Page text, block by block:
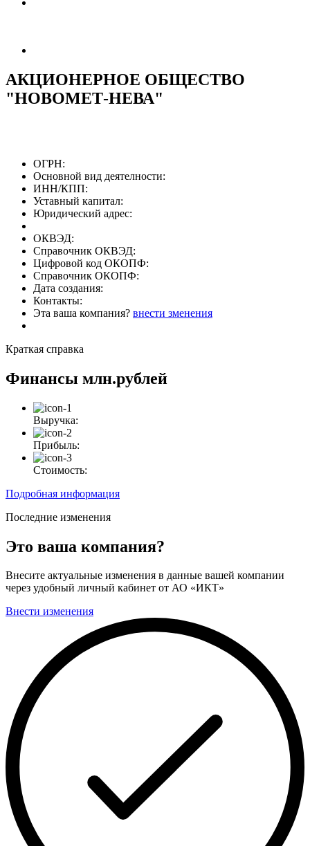
АКЦИОНЕРНОЕ ОБЩЕСТВО
"НОВОМЕТ-НЕВА"
ОГРН:
Основной вид деятелности:
ИНН/КПП:
Уставный капитал:
Юридический адрес:
ОКВЭД:
Справочник ОКВЭД:
Цифровой код ОКОПФ:
Справочник ОКОПФ:
Дата создания:
Контакты:
Эта ваша компания? внести зменения
Краткая справка
Финансы млн.рублей
Выручка:
Прибыль:
Стоимость:
Подробная информация
Последние изменения
Это ваша компания?
Внесите актуальные изменения в данные вашей компании
через удобный личный кабинет от АО «ИКТ»
Внести изменения